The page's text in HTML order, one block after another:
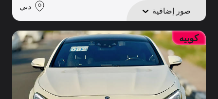
صور إضافية دبي
كوبيه